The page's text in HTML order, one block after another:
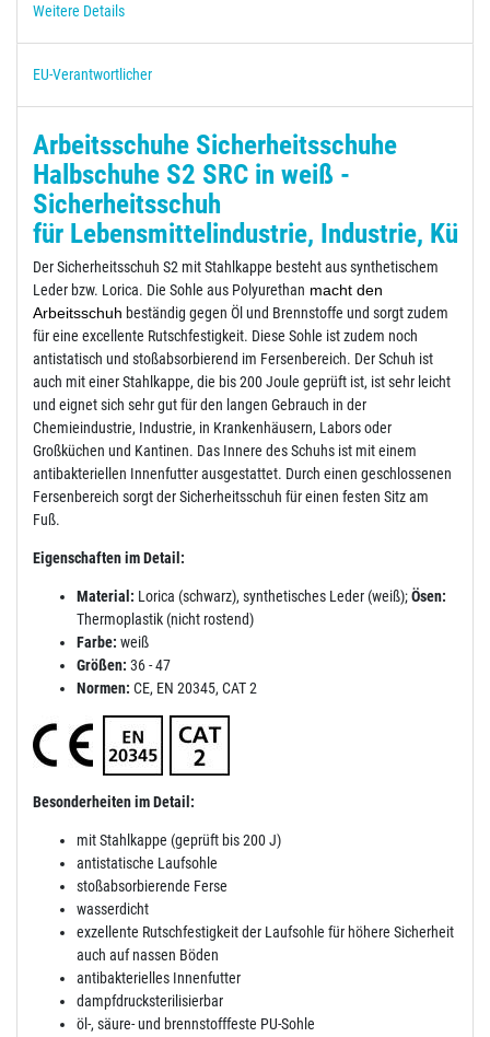
Weitere Details
EU-Verantwortlicher
Arbeitsschuhe Sicherheitsschuhe
Halbschuhe S2 SRC in weiß -
Sicherheitsschuh
für Lebensmittelindustrie, Industrie,
Der Sicherheitsschuh S2 mit Stahlkappe besteht aus synthetischem
Leder bzw. Lorica. Die Sohle aus Polyurethan macht den
Arbeitsschuh beständig gegen Öl und Brennstoffe und sorgt zudem
für eine excellente Rutschfestigkeit. Diese Sohle ist zudem noch
antistatisch und stoßabsorbierend im Fersenbereich. Der Schuh ist
auch mit einer Stahlkappe, die bis 200 Joule geprüft ist, ist sehr leicht
und eignet sich sehr gut für den langen Gebrauch in der
Chemieindustrie, Industrie, in Krankenhäusern, Labors oder
Großküchen und Kantinen. Das Innere des Schuhs ist mit einem
antibakteriellen Innenfutter ausgestattet. Durch einen geschlossenen
Fersenbereich sorgt der Sicherheitsschuh für einen festen Sitz am
Fuß.
Eigenschaften im Detail:
Material: Lorica (schwarz), synthetisches Leder (weiß);Ösen:
Thermoplastik (nicht rostend)
Farbe: weiß
Größen: 36 - 47
Normen: CE, EN 20345, CAT 2
Besonderheiten im Detail:
mit Stahlkappe (geprüft bis 200 J)
antistatische Laufsohle
stoßabsorbierende Ferse
wasserdicht
exzellente Rutschfestigkeit der Laufsohle für höhere Sicherheit
auch auf nassen Böden
antibakterielles Innenfutter
dampfdrucksterilisierbar
öl-, säure- und brennstofffeste PU-Sohle